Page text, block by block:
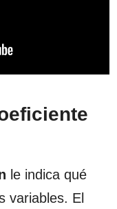
le indica qué
variables. El